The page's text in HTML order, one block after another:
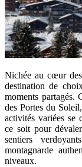
Nichée au cœur
destination de
moments partagés.
des Portes du
activités variées se
ce soit pour
sentiers
montagnarde
niveaux.